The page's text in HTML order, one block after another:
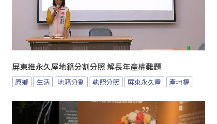
屏東推永久屋地籍分割分照 解長年產權難題
原鄉 生活 地籍分割 執照分照 屏東永久屋 產地權